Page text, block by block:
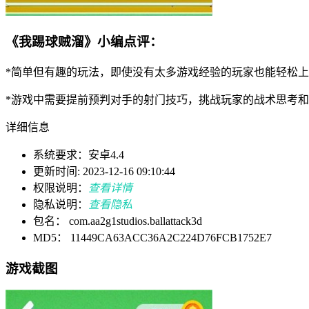
《我踢球贼溜》小编点评：
*简单但有趣的玩法，即使没有太多游戏经验的玩家也能轻松上
*游戏中需要提前预判对手的射门技巧，挑战玩家的战术思考和
详细信息
系统要求：安卓4.4
更新时间: 2023-12-16 09:10:44
权限说明：
查看详情
隐私说明：
查看隐私
包名： com.aa2g1studios.ballattack3d
MD5： 11449CA63ACC36A2C224D76FCB1752E7
游戏截图